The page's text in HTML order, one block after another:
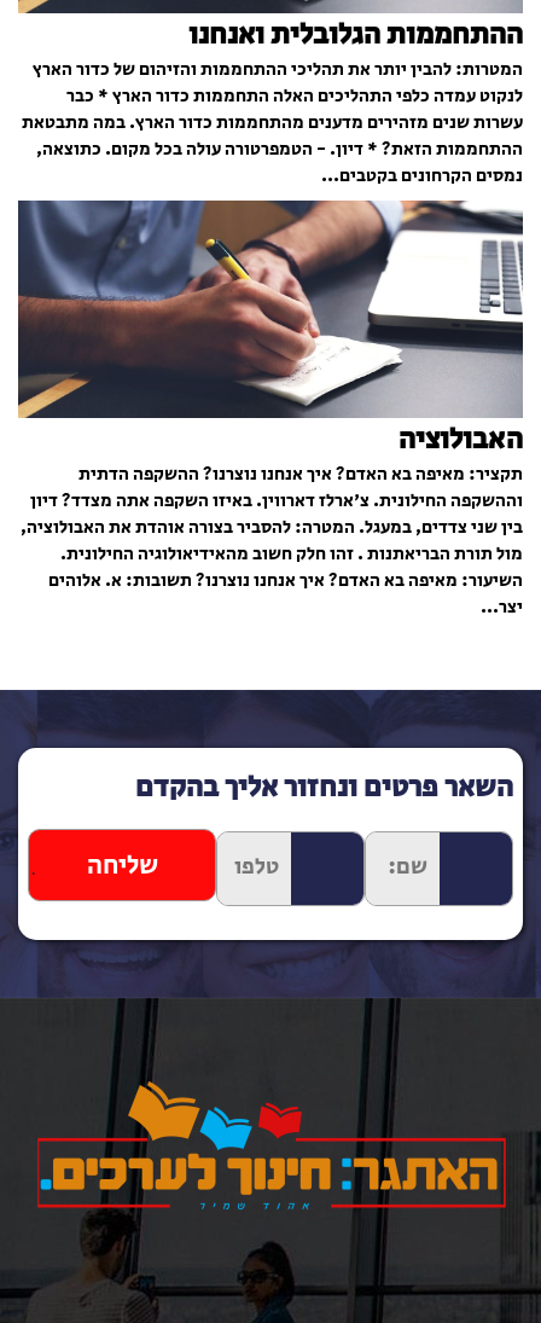
ההתחממות הגלובלית ואנחנו
המטרות: להבין יותר את תהליכי ההתחממות והזיהום של כדור הארץ
לנקוט עמדה כלפי התהליכים האלה התחממות כדור הארץ * כבר
עשרות שנים מזהירים מדענים מהתחממות כדור הארץ. במה מתבטאת
ההתחממות הזאת? * דיון. - הטמפרטורה עולה בכל מקום. כתוצאה,
נמסים הקרחונים בקטבים...
האבולוציה
תקציר: מאיפה בא האדם? איך אנחנו נוצרנו? ההשקפה הדתית
וההשקפה החילונית. צ'ארלז דארווין. באיזו השקפה אתה מצדד? דיון
בין שני צדדים, במעגל. המטרה: להסביר בצורה אוהדת את האבולוציה,
מול תורת הבריאתנות . זהו חלק חשוב מהאידיאולוגיה החילונית.
השיעור: מאיפה בא האדם? איך אנחנו נוצרנו? תשובות: א. אלוהים
יצר...
השאר פרטים ונחזור אליך בהקדם